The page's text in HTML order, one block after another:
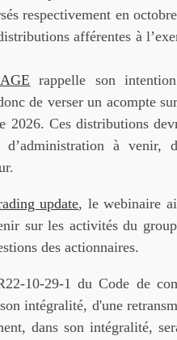
respectivement en
afférentes à
rappelle son
de verser un acompte
2026. Ces distributions
à venir,
update, le webinaire
sur les activités du
des actionnaires.
10-29-1 du Code de
intégralité, d'une
dans son intégralité,